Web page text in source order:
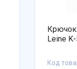
Крючок
Leine
Код